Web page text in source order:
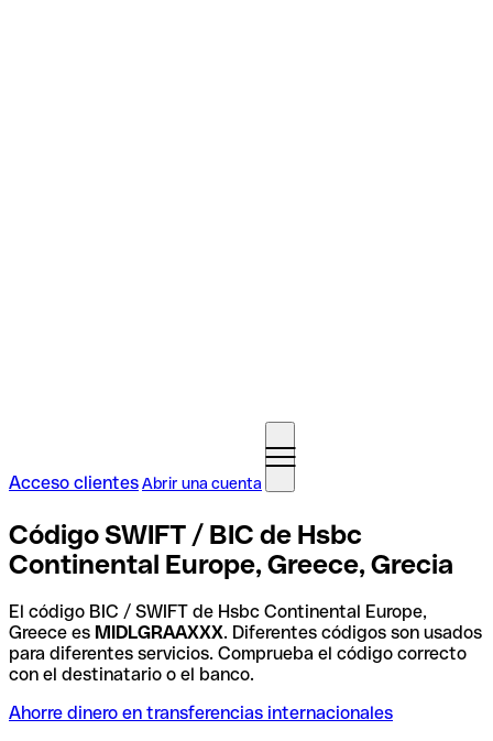
Acceso clientesAbrir una cuenta
Código SWIFT / BIC de Hsbc
Continental Europe, Greece, Grecia
El código BIC / SWIFT de Hsbc Continental Europe,
Greece es MIDLGRAAXXX. Diferentes códigos son usados
para diferentes servicios. Comprueba el código correcto
con el destinatario o el banco.
Ahorre dinero en transferencias internacionales